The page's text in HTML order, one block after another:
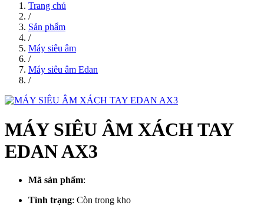
Trang chủ
/
Sản phẩm
/
Máy siêu âm
/
Máy siêu âm Edan
/
MÁY SIÊU ÂM XÁCH TAY
EDAN AX3
Mã sản phẩm:
Tình trạng: Còn trong kho